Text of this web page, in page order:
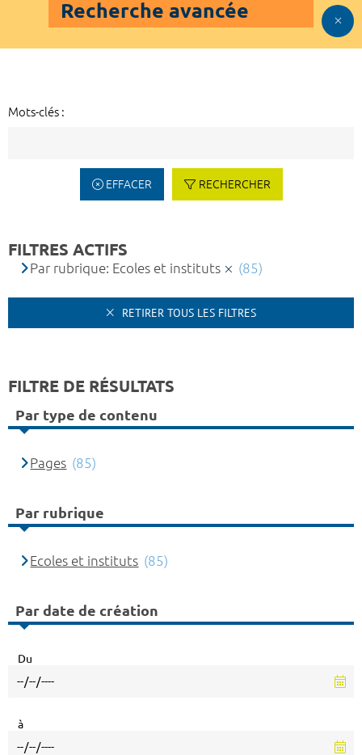
Recherche avancée
Mots-clés :
EFFACER RECHERCHER
FILTRES ACTIFS
Par rubrique: Ecoles et instituts (85)
RETIRER TOUS LES FILTRES
FILTRE DE RÉSULTATS
Par type de contenu
Pages (85)
Par rubrique
Ecoles et instituts (85)
Par date de création
Du
à